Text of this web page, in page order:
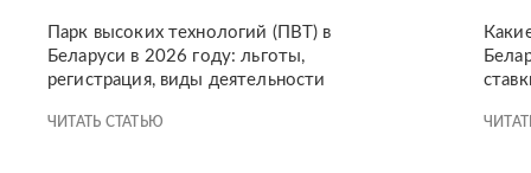
Парк высоких технологий (ПВТ) в
Беларуси в 2026 году: льготы,
регистрация, виды деятельности
ЧИТАТЬ СТАТЬЮ